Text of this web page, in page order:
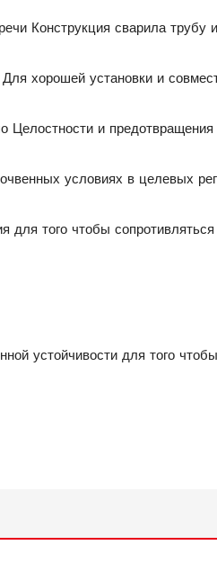
Конструкция сварила
хорошей установки и
и предотвращения
условиях в целевых
того чтобы
устойчивости для того